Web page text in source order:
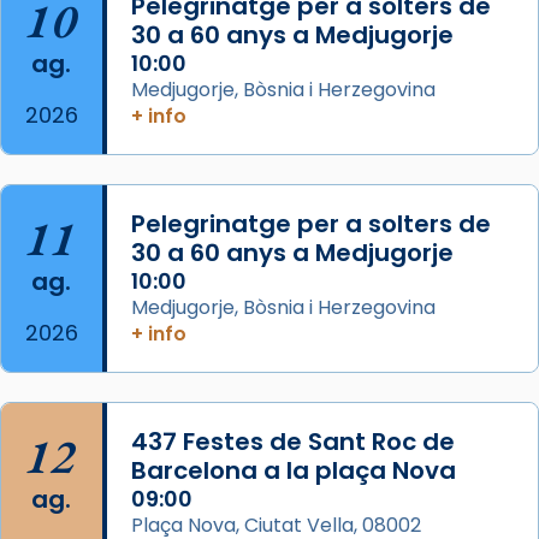
missa d’acció de gràcies en agraïment al
comitè organitzador de la visita apostòlica
del Sant Pare Lleó XIV a Barcelona, i als
col·laboradors, a la Catedral de Barcelona.
L’arquebisbe de Barcelona, el cardenal Joan
Josep Omella, ha presidit la missa i l’ha
concelebrat el bisbe auxiliar de Barcelona,
Mons. David Abadías.
📸 Dr. G. Simón
Photo
View on Facebook · Share
Arquebisbat de Barcelona
2 weeks ago
Memòria de les santes Juliana i
10
ag.
2026
30 a 60 anys a Medjugorje
10:00
Medjugorje, Bòsnia i Herzegovina
+ info
11
ag.
2026
Pelegrinatge per a solters de
30 a 60 anys a Medjugorje
10:00
Medjugorje, Bòsnia i Herzegovina
+ info
12
ag.
437 Festes de Sant Roc de
Barcelona a la plaça Nova
09:00
Plaça Nova, Ciutat Vella, 08002